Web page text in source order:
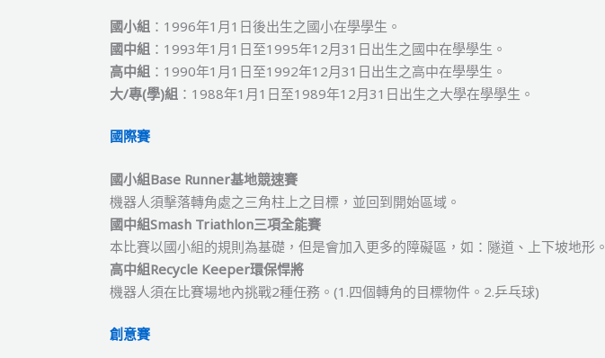
國小組 ：1996年1月1日後出生之國小在學學生。
國中組 ：1993年1月1日至1995年12月31日出生之國中在學學生。
高中組 ：1990年1月1日至1992年12月31日出生之高中在學學生。
大/專(學)組 ：1988年1月1日至1989年12月31日出生之大學在學學生。
國際賽
國小組Base Runner基地競速賽
機器人須擊落轉角處之三角柱上之目標，並回到開始區域。
國中組Smash Triathlon三項全能賽
本比賽以國小組的規則為基礎，但是會加入更多的障礙區，如：隧道、上下坡地形。
高中組Recycle Keeper環保悍將
機器人須在比賽場地內挑戰2種任務。(1.四個轉角的目標物件。2.乒乓球)
創意賽